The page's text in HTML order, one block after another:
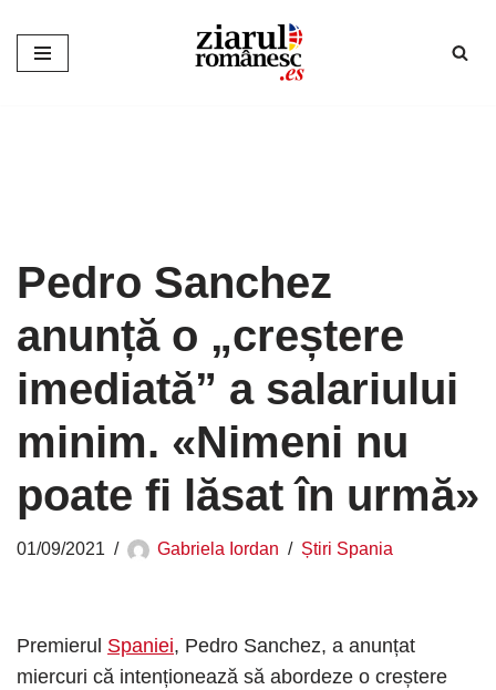
Sari
Pedro Sanchez
anunță o „creștere
imediată” a salariului
minim. «Nimeni nu
poate fi lăsat în urmă»
01/09/2021 Gabriela Iordan Știri Spania
Premierul Spaniei, Pedro Sanchez, a anunțat
miercuri că intenționează să abordeze o creștere